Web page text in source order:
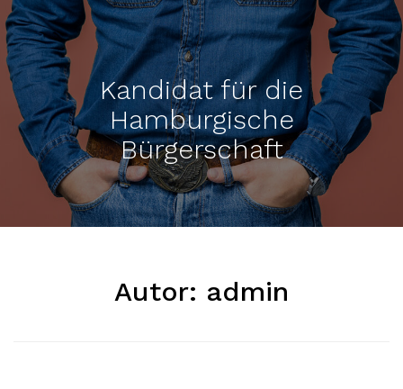
Kandidat für die
Hamburgische
Bürgerschaft
Autor: admin